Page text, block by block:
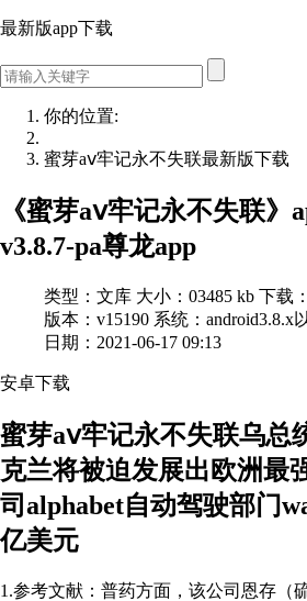
最新版app下载
你的位置:
蜜芽aⅴ牢记永不失联最新版下载
《蜜芽aⅴ牢记永不失联》
v3.8.7-pa尊龙app
类型：文库 大小：03485 kb 下载
版本：v15190 系统：android3.8.x
日期：2021-06-17 09:13
安卓下载
蜜芽aⅴ牢记永不失联乌总
克兰将被迫发展出欧洲最
司alphabet自动驾驶部门
亿美元
1.参考文献：普药方面，该公司恩存（